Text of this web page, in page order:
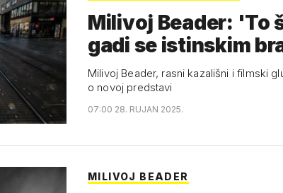
Milivoj Beader: 'To
gadi se istinskim
Milivoj Beader, rasni kazališni i filmski
o novoj predstavi
07:00 28. RUJAN 2025.
MILIVOJ BEADER